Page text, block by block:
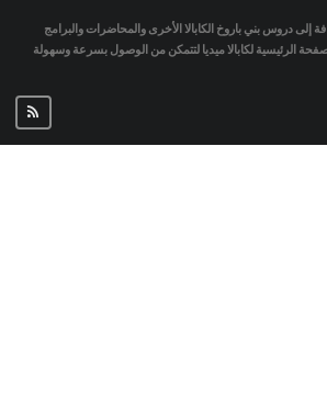
إلى دروس بني باروخ الكابالا الأخرى والمحاضرات والبرامج
الرئيسية لكابالا ميديا لتتمكن من الوصول بسرعة وسهولة